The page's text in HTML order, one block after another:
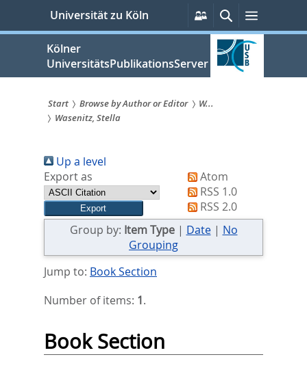
springen
Universität zu Köln
Persönliche
Services
Suche
Kölner
UniversitätsPublikationsServer
Sie
sind
hier:
Start Browse by Author or Editor
W...
Wasenitz, Stella
Up a level
Export as
Atom
RSS 1.0
RSS 2.0
Group by: Item Type| Date| No
Grouping
Jump to: Book Section
Number of items: 1.
Book Section